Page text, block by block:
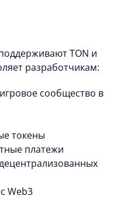
TON и
разработчикам:
сообщество в
токены
платежи
Web3